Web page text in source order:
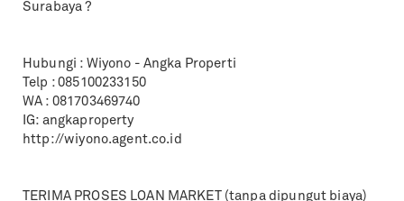
Surabaya ?
Hubungi : Wiyono - Angka Properti
Telp : 085100233150
WA : 081703469740
IG: angkaproperty
http://wiyono.agent.co.id
TERIMA PROSES LOAN MARKET (tanpa dipungut biaya)